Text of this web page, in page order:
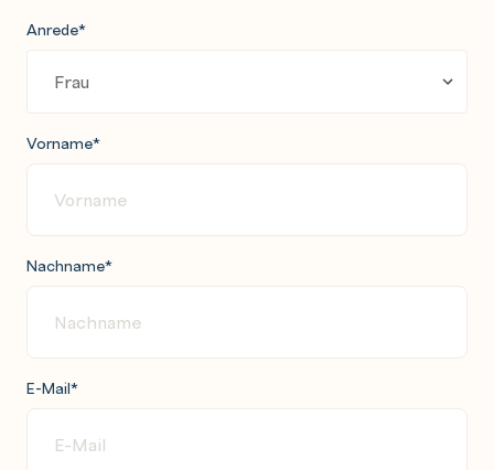
Anrede*
Vorname*
Nachname*
E-Mail*